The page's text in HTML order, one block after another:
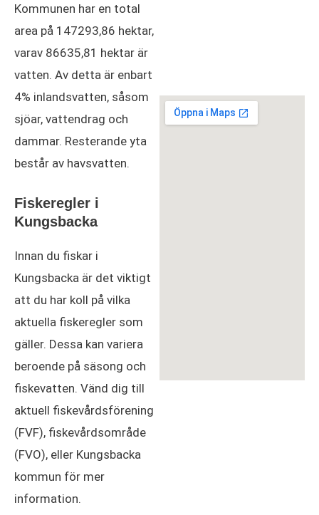
Kommunen har en total
area på 147293,86 hektar,
varav 86635,81 hektar är
vatten. Av detta är enbart
4% inlandsvatten, såsom
sjöar, vattendrag och
dammar. Resterande yta
består av havsvatten.
Fiskeregler i
Kungsbacka
Innan du fiskar i
Kungsbacka är det viktigt
att du har koll på vilka
aktuella fiskeregler som
gäller. Dessa kan variera
beroende på säsong och
fiskevatten. Vänd dig till
aktuell fiskevårdsförening
(FVF), fiskevårdsområde
(FVO), eller Kungsbacka
kommun för mer
information.